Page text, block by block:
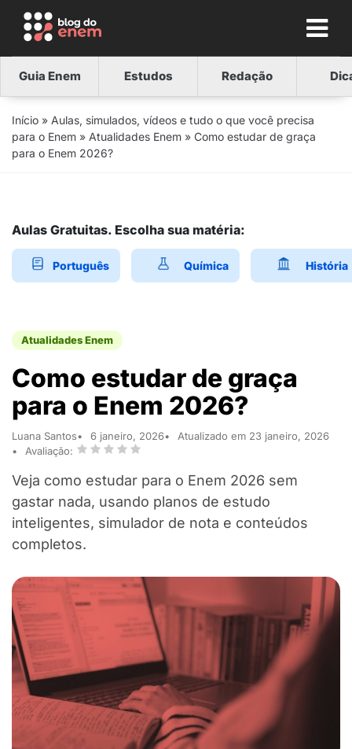
Guia Enem Estudos Redação
Início » Aulas, simulados, vídeos e tudo o que você precisa
para o Enem » Atualidades Enem » Como estudar de graça
para o Enem 2026?
Aulas Gratuitas. Escolha sua matéria:
Português Química História
Atualidades Enem
Como estudar de graça
para o Enem 2026?
Luana Santos 6 janeiro, 2026
Atualizado em 23 janeiro, 2026
Avaliação:
Veja como estudar para o Enem 2026 sem
gastar nada, usando planos de estudo
inteligentes, simulador de nota e conteúdos
completos.